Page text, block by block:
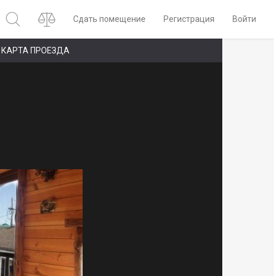
Сдать помещение Регистрация Войти
КАРТА ПРОЕЗДА